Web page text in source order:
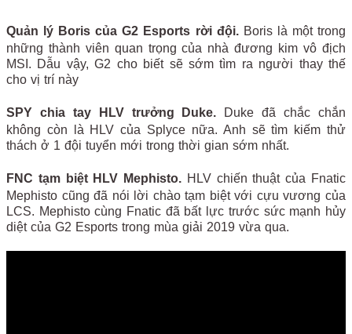
Quản lý Boris của G2 Esports rời đội. Boris là một trong
những thành viên quan trọng của nhà đương kim vô địch
MSI. Dẫu vậy, G2 cho biết sẽ sớm tìm ra người thay thế
cho vị trí này
SPY chia tay HLV trưởng Duke. Duke đã chắc chắn
không còn là HLV của Splyce nữa. Anh sẽ tìm kiếm thử
thách ở 1 đội tuyển mới trong thời gian sớm nhất.
FNC tạm biệt HLV Mephisto. HLV chiến thuật của Fnatic
Mephisto cũng đã nói lời chào tạm biệt với cựu vương của
LCS. Mephisto cùng Fnatic đã bất lực trước sức mạnh hủy
diệt của G2 Esports trong mùa giải 2019 vừa qua.